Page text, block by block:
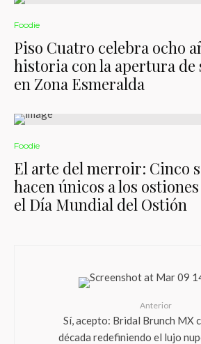
Foodie
Piso Cuatro celebra ocho
historia con la apertura de
en Zona Esmeralda
Foodie
El arte del merroir: Cinco
hacen únicos a los
el Día Mundial del Ostión
Anterior
Sí, acepto: Bridal Brunch MX
década redefiniendo el lujo